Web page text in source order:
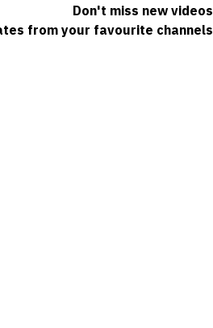
Don't miss new videos
from your favourite channels